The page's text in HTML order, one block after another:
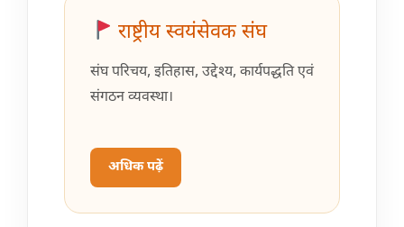
राष्ट्रीय स्वयंसेवक संघ
संघ परिचय, इतिहास, उद्देश्य, कार्यपद्धति एवं
संगठन व्यवस्था।
अधिक पढ़ें